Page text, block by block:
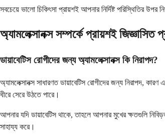
সবচেয়ে ভালো চিকিৎসা প্রায়শই আপনার নির্দিষ্ট পরিস্থিতির
অ্যামলেক্সানক্স সম্পর্কে প্রায়শই জিজ্ঞাসিত
ডায়াবেটিস রোগীদের জন্য অ্যামলেক্সানক্স কি নিরাপদ?
অ্যামলেক্সানক্স সাধারণত ডায়াবেটিস রোগীদের জন্য নিরাপদ,
ধীরে সেরে উঠতে পারে।
আপনার যদি ডায়াবেটিস থাকে, তাহলে আপনার মুখের ক্ষতগুলি
সাহায্য করে।